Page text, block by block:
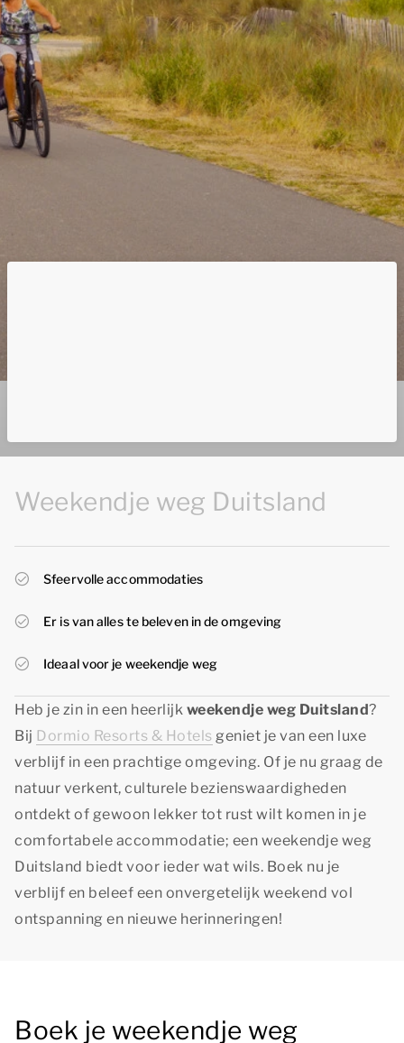
Weekendje weg Duitsland
Sfeervolle accommodaties
Er is van alles te beleven in de omgeving
Ideaal voor je weekendje weg
Heb je zin in een heerlijk weekendje weg Duitsland?
Bij Dormio Resorts & Hotels geniet je van een luxe
verblijf in een prachtige omgeving. Of je nu graag de
natuur verkent, culturele bezienswaardigheden
ontdekt of gewoon lekker tot rust wilt komen in je
comfortabele accommodatie; een weekendje weg
Duitsland biedt voor ieder wat wils. Boek nu je
verblijf en beleef een onvergetelijk weekend vol
ontspanning en nieuwe herinneringen!
Boek je weekendje weg